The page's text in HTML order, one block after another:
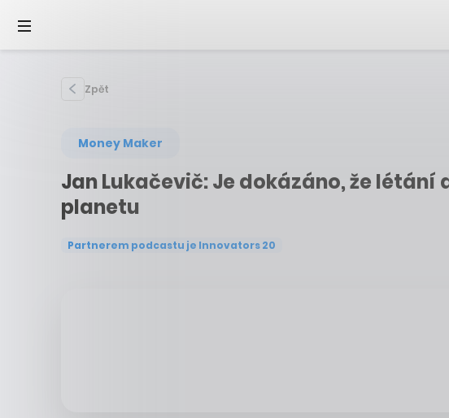
Zpět
Money Maker
Jan Lukačevič: Je dokázáno, že
planetu
Partnerem podcastu je Innovators 20